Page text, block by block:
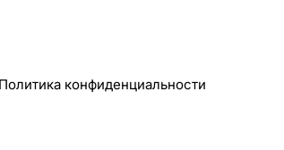
Политика конфиденциальности